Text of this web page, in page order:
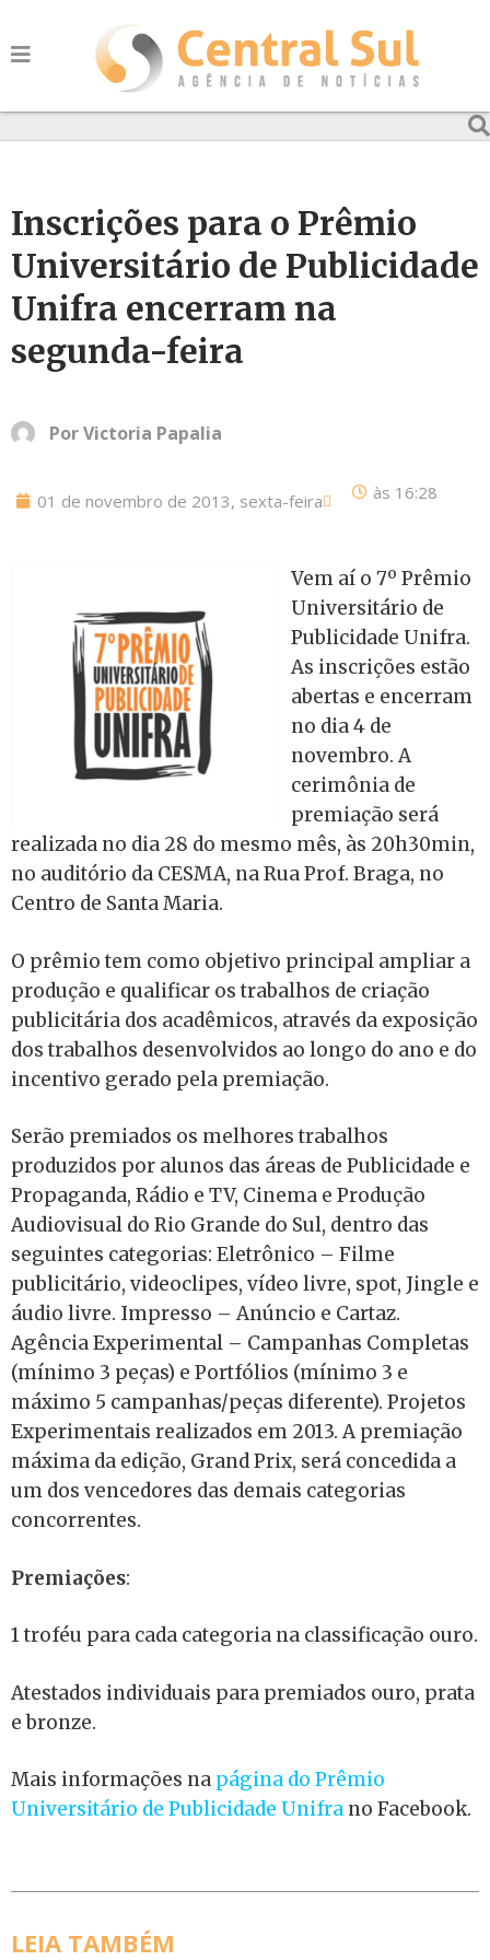
Inscrições para o Prêmio
Universitário de Publicidade
Unifra encerram na
segunda-feira
PorVictoria Papalia
01 de novembro de 2013, sexta-feira às 16:28
Vem aí o 7º Prêmio
Universitário de
Publicidade Unifra.
As inscrições estão
abertas e encerram
no dia 4 de
novembro. A
cerimônia de
premiação será
realizada no dia 28 do mesmo mês, às 20h30min,
no auditório da CESMA, na Rua Prof. Braga, no
Centro de Santa Maria.
O prêmio tem como objetivo principal ampliar a
produção e qualificar os trabalhos de criação
publicitária dos acadêmicos, através da exposição
dos trabalhos desenvolvidos ao longo do ano e do
incentivo gerado pela premiação.
Serão premiados os melhores trabalhos
produzidos por alunos das áreas de Publicidade e
Propaganda, Rádio e TV, Cinema e Produção
Audiovisual do Rio Grande do Sul, dentro das
seguintes categorias: Eletrônico – Filme
publicitário, videoclipes, vídeo livre, spot, Jingle e
áudio livre. Impresso – Anúncio e Cartaz.
Agência Experimental – Campanhas Completas
(mínimo 3 peças) e Portfólios (mínimo 3 e
máximo 5 campanhas/peças diferente). Projetos
Experimentais realizados em 2013. A premiação
máxima da edição, Grand Prix, será concedida a
um dos vencedores das demais categorias
concorrentes.
Premiações:
1 troféu para cada categoria na classificação ouro.
Atestados individuais para premiados ouro, prata
e bronze.
Mais informações na página do Prêmio
Universitário de Publicidade Unifra no Facebook.
LEIA TAMBÉM